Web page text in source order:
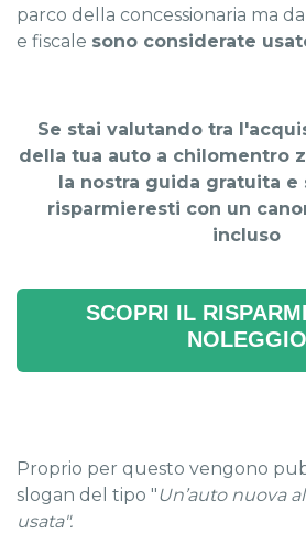
parco della concessionaria ma
e fiscale sono considerate
Se stai valutando tra
della tua auto a chilomentro
la nostra guida gratuita e
risparmieresti con un
incluso
SCOPRI IL
NOLEGGIO
Proprio per questo vengono
slogan del tipo "Un’auto nuova
usata".